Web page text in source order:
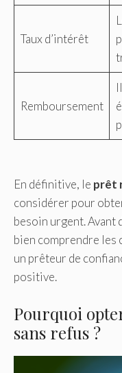
Taux d’intérêt
Remboursement
En définitive, le prêt
considérer pour
besoin urgent. Avant
bien comprendre les
un prêteur de
positive.
Pourquoi
sans refus ?